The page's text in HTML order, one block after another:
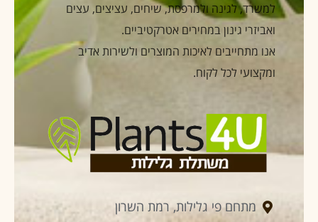
למשרד, לגינה ולמרפסת, שיחים, עציצים, עצים
ואביזרי גינון במחירים אטרקטיביים.
אנו מתחייבים לאיכות המוצרים ולשירות אדיב
ומקצועי לכל לקוח.
מתחם פי גלילות, רמת השרון